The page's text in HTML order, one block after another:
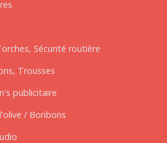
Sécurité routière
Trousses
publicitaire
/ Bonbons